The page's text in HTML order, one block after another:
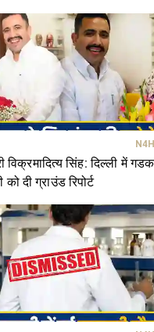
विक्रमादित्य सिंह: दिल्ली में
दी ग्राउंड रिपोर्ट